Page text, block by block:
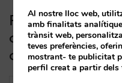
Reptes
operatius) de la
canal directe
Al nostre lloc web,
amb finalitats
trànsit web,
teves preferències,
mostrant- te publicitat
perfil creat a partir dels